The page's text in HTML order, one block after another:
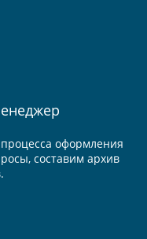
оформления
составим архив